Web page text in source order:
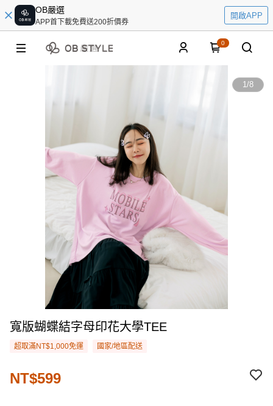
OB嚴選
APP首下載免費送200折價券
開啟APP
0
1/8
寬版蝴蝶結字母印花大學TEE
超取滿NT$1,000免運 國家/地區配送
NT$599